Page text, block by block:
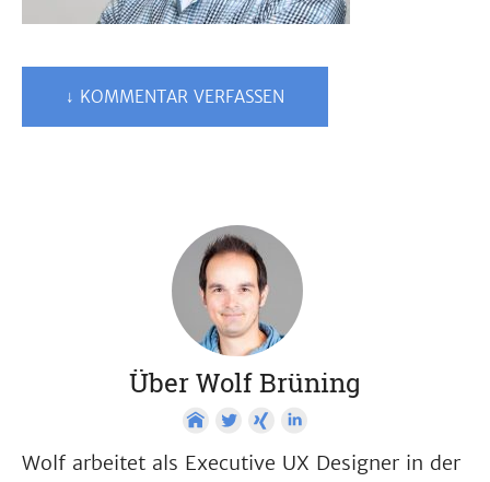
↓ KOMMENTAR VERFASSEN
Über Wolf Brüning
Wolf arbeitet als Executive UX Designer in der